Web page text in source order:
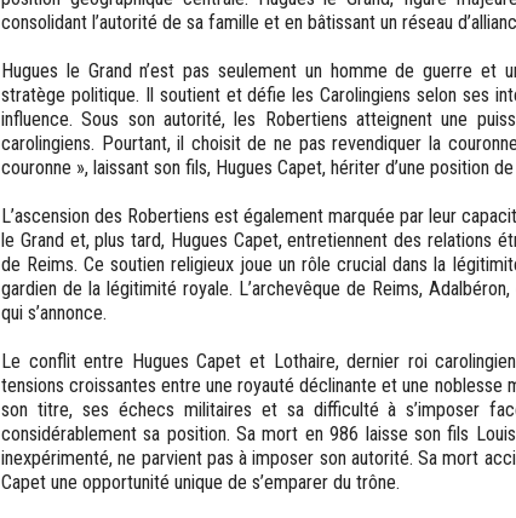
consolidant l’autorité de sa famille et en bâtissant un réseau
Hugues le Grand n’est pas seulement un homme de guerre et
stratège politique. Il soutient et défie les Carolingiens selon ses
influence. Sous son autorité, les Robertiens atteignent une
carolingiens. Pourtant, il choisit de ne pas revendiquer la
couronne », laissant son fils, Hugues Capet, hériter d’une position
L’ascension des Robertiens est également marquée par leur
le Grand et, plus tard, Hugues Capet, entretiennent des relations
de Reims. Ce soutien religieux joue un rôle crucial dans la
gardien de la légitimité royale. L’archevêque de Reims,
qui s’annonce.
Le conflit entre Hugues Capet et Lothaire, dernier roi
tensions croissantes entre une royauté déclinante et une
son titre, ses échecs militaires et sa difficulté à s’imposer
considérablement sa position. Sa mort en 986 laisse son fils
inexpérimenté, ne parvient pas à imposer son autorité. Sa mort
Capet une opportunité unique de s’emparer du trône.